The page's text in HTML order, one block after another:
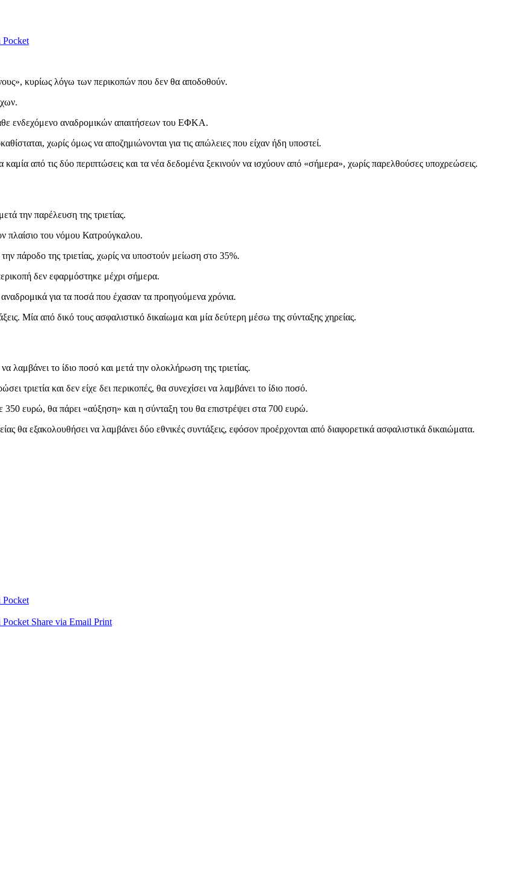
Pocket
κυρίως λόγω των περικοπών που δεν θα αποδοθούν.
ενδεχόμενο αναδρομικών απαιτήσεων του ΕΦΚΑ.
χωρίς όμως να αποζημιώνονται για τις απώλειες που είχαν ήδη υποστεί.
καμία από τις δύο περιπτώσεις και τα νέα δεδομένα ξεκινούν να ισχύουν από «σήμερα», χωρίς παρελθούσες υποχρεώσεις.
την παρέλευση της τριετίας.
πλαίσιο του νόμου Κατρούγκαλου.
πάροδο της τριετίας, χωρίς να υποστούν μείωση στο 35%.
δεν εφαρμόστηκε μέχρι σήμερα.
αναδρομικά για τα ποσά που έχασαν τα προηγούμενα χρόνια.
Μία από δικό τους ασφαλιστικό δικαίωμα και μία δεύτερη μέσω της σύνταξης χηρείας.
λαμβάνει το ίδιο ποσό και μετά την ολοκλήρωση της τριετίας.
τριετία και δεν είχε δει περικοπές, θα συνεχίσει να λαμβάνει το ίδιο ποσό.
350 ευρώ, θα πάρει «αύξηση» και η σύνταξη του θα επιστρέψει στα 700 ευρώ.
θα εξακολουθήσει να λαμβάνει δύο εθνικές συντάξεις, εφόσον προέρχονται από διαφορετικά ασφαλιστικά δικαιώματα.
Pocket
Pocket Share via Email Print